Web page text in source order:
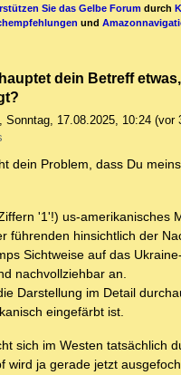
Sie das Gelbe Forum durch
und
dein Betreff
, Sonntag, 17.08.2025, 10:24 (vor
dein Problem, dass Du
'1'!) us-amerikanisches
führenden hinsichtlich der
Sichtweise auf das
nachvollziehbar an.
Darstellung im Detail
eingefärbt ist.
sich im Westen tatsächlich
wird ja gerade jetzt